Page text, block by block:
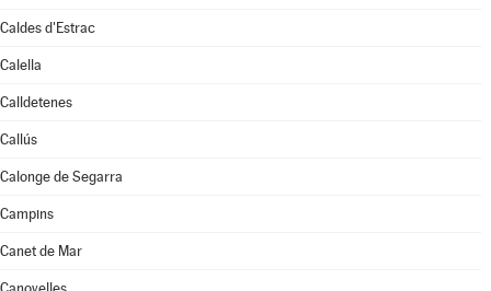
Caldes d'Estrac
Calella
Calldetenes
Callús
Calonge de Segarra
Campins
Canet de Mar